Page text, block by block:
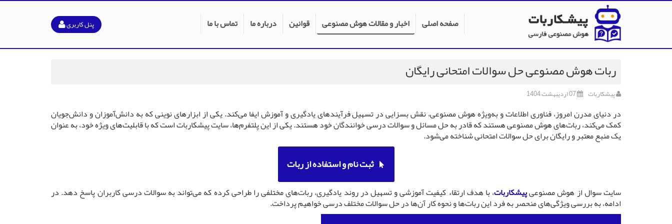
صفحه اصلی اخبار و مقالات هوش مصنوعی قوانین درباره ما تماس با ما پنل کاربری
ربات هوش مصنوعی حل سوالات امتحانی رایگان
پیشکاربات 07 ارديبهشت 1404
در دنیای مدرن امروز، فناوری اطلاعات و به‌ویژه هوش مصنوعی، نقش بسزایی در تسهیل فرآیندهای یادگیری و آموزش ایفا می‌کند. یکی از ابزارهای نوینی که به دانش‌آموزان و دانش‌جویان
کمک می‌کند، ربات‌های هوش مصنوعی هستند که قادر به حل مسائل و سوالات درسی خوانندگان خود هستند. یکی از این پلتفرم‌ها، سایت پیشکاربات است که با قابلیت‌های ویژه خود، به عنوان
یک منبع معتبر و رایگان برای حل سوالات امتحانی شناخته می‌شود.
ثبت نام و استفاده از ربات
سایت سوال از هوش مصنوعیپیشکاربات، با هدف ارتقاء کیفیت آموزشی و تسهیل در روند یادگیری، ربات‌های مختلفی را طراحی کرده که می‌تواند به سوالات درسی کاربران پاسخ دهد. در
ادامه، به بررسی ویژگی‌های منحصر به فرد این ربات‌ها و نحوه کار آن‌ها در حل سوالات مختلف درسی خواهیم پرداخت.